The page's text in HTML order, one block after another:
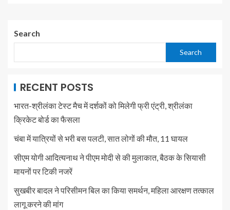
Search
Search
RECENT POSTS
भारत-श्रीलंका टेस्ट मैच में दर्शकों को मिलेगी फ्री एंट्री, श्रीलंका
क्रिकेट बोर्ड का फैसला
चंबा में यात्रियों से भरी बस पलटी, सात लोगों की मौत, 11 घायल
सीएम योगी आदित्यनाथ ने पीएम मोदी से की मुलाकात, बैठक के सियासी
मायनों पर टिकी नजरें
सुखबीर बादल ने परिसीमन बिल का किया समर्थन, महिला आरक्षण तत्काल
लागू करने की मांग